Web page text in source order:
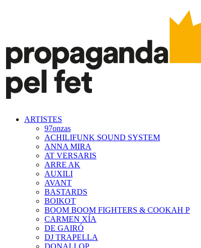
ARTISTES
97onzas
ACHILIFUNK SOUND SYSTEM
ANNA MIRA
AT VERSARIS
ARRE AK
AUXILI
AVANT
BASTARDS
BOIKOT
BOOM BOOM FIGHTERS & COOKAH P
CARMEN XÍA
DE GAIRÓ
DJ TRAPELLA
DONALLOP